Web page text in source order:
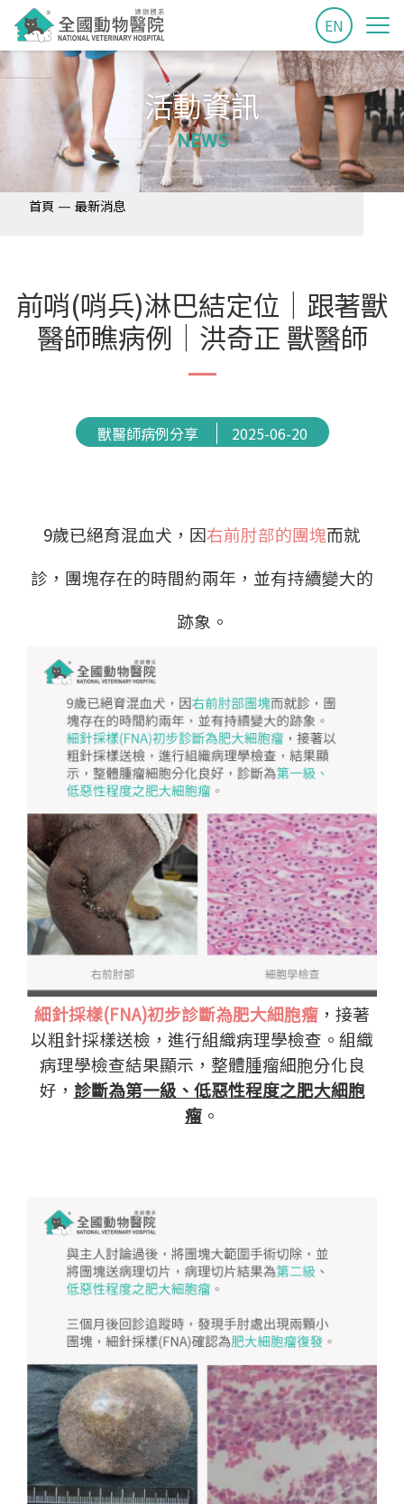
EN
活動資訊
NEWS
首頁 — 最新消息
前哨(哨兵)淋巴結定位│跟著獸
醫師瞧病例│洪奇正 獸醫師
獸醫師病例分享 2025-06-20
9歲已絕育混血犬，因右前肘部的團塊而就
診，團塊存在的時間約兩年，並有持續變大的
跡象。
細針採樣(FNA)初步診斷為肥大細胞瘤 ，接著
以粗針採樣送檢，進行組織病理學檢查。組織
病理學檢查結果顯示，整體腫瘤細胞分化良
好， 診斷為第一級、低惡性程度之肥大細胞
瘤 。